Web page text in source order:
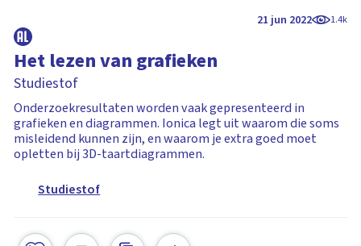
21 jun 2022 1.4k
Het lezen van grafieken
Studiestof
Onderzoekresultaten worden vaak gepresenteerd in
grafieken en diagrammen. Ionica legt uit waarom die soms
misleidend kunnen zijn, en waarom je extra goed moet
opletten bij 3D-taartdiagrammen.
Studiestof